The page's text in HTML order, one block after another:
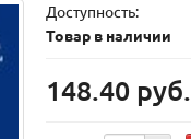
Доступность:
Товар в наличии
148.40 руб.